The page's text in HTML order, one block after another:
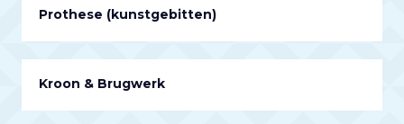
Prothese (kunstgebitten)
Kroon & Brugwerk